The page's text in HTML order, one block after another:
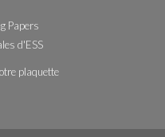
Papers
d'ESS
plaquette